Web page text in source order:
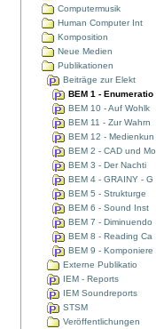
Computermusik
Human Computer Int
Komposition
Neue Medien
Publikationen
Beiträge zur Elekt
BEM 1 - Enumeratio
BEM 10 - Auf Wohlk
BEM 11 - Zur Wahrn
BEM 12 - Medienkun
BEM 2 - CAD und Mo
BEM 3 - Der Nachti
BEM 4 - GRAINY - G
BEM 5 - Strukturge
BEM 6 - Sound Inst
BEM 7 - Diminuendo
BEM 8 - Reading Ca
BEM 9 - Komponiere
Externe Publikatio
IEM - Reports
IEM Soundreports
STSM
Veröffentlichungen